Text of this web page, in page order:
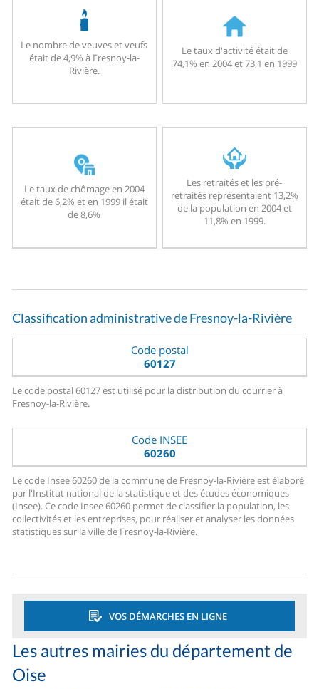
Le nombre de veuves et veufs
était de 4,9% à Fresnoy-la-
Rivière.
Le taux d'activité était de
74,1% en 2004 et 73,1 en 1999
Le taux de chômage en 2004
était de 6,2% et en 1999 il était
de 8,6%
Les retraités et les pré-
retraités représentaient 13,2%
de la population en 2004 et
11,8% en 1999.
Classification administrative de Fresnoy-la-Rivière
Code postal
60127
Le code postal 60127 est utilisé pour la distribution du courrier à
Fresnoy-la-Rivière.
Code INSEE
60260
Le code Insee 60260 de la commune de Fresnoy-la-Rivière est élaboré
par l'Institut national de la statistique et des études économiques
(Insee). Ce code Insee 60260 permet de classifier la population, les
collectivités et les entreprises, pour réaliser et analyser les données
statistiques sur la ville de Fresnoy-la-Rivière.
VOS DÉMARCHES EN LIGNE
Les autres mairies du département de
Oise